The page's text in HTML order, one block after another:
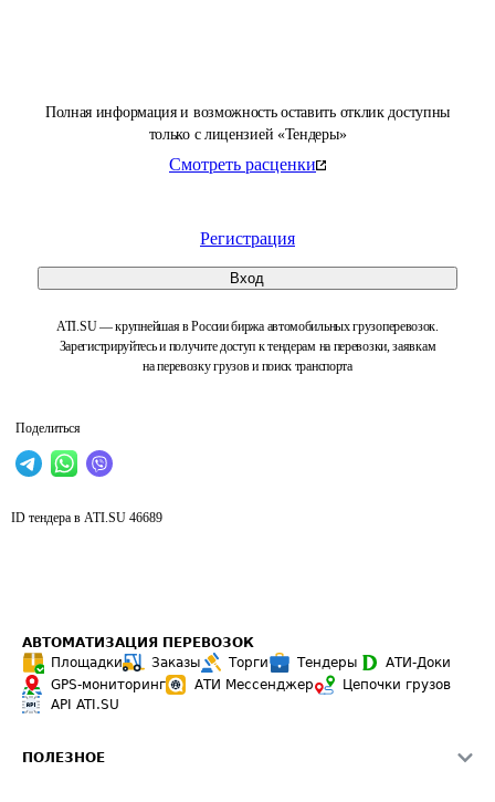
Полная информация и возможность оставить отклик доступны
только с лицензией «Тендеры»
Смотреть расценки
Регистрация
Вход
ATI.SU — крупнейшая в России биржа автомобильных грузоперевозок.
Зарегистрируйтесь и получите доступ к тендерам на перевозки, заявкам
на перевозку грузов и поиск транспорта
Поделиться
ID тендера в ATI.SU 46689
АВТОМАТИЗАЦИЯ ПЕРЕВОЗОК
Площадки
Заказы Торги Тендеры
АТИ-Доки
GPS-мониторинг
АТИ Мессенджер
Цепочки грузов
API ATI.SU
ПОЛЕЗНОЕ